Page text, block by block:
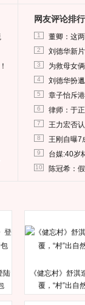
网友评论排行
1 董卿：这
2 刘德华新
3 为救母女
4 刘德华扮
5 章子怡斥
6 律师：于
7 王力宏否
8 王刚自曝7
9 台媒:40岁
10 陈冠希：
陆
《健忘村》舒淇
覆，“村”出自